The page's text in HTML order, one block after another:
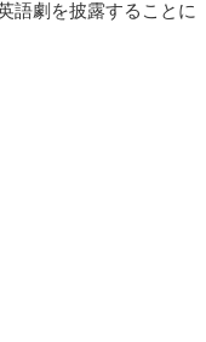
語劇を披露することに